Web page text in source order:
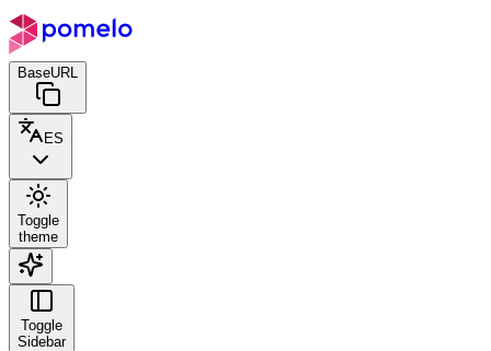
BaseURL
ES
Toggle
theme
Toggle
Sidebar